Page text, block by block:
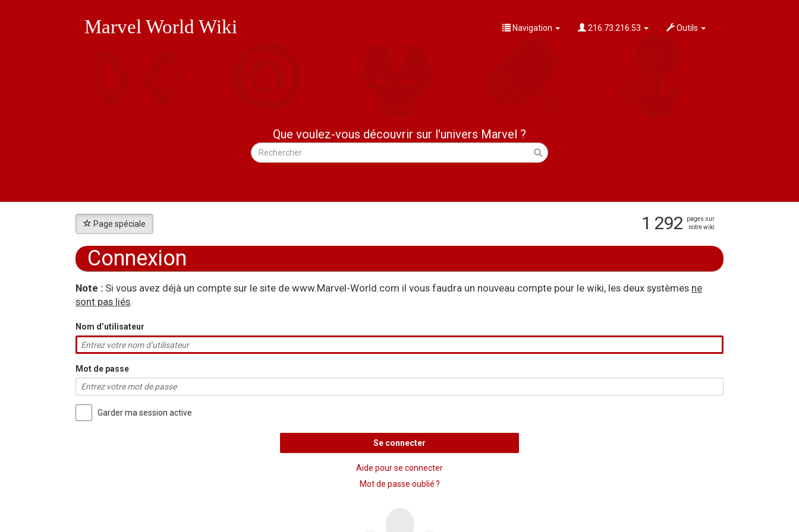
Marvel World Wiki Navigation 216.73.216.53 Outils
Que voulez-vous découvrir sur l'univers Marvel ?
Page spéciale 1 292
pages sur
notre wiki
Connexion
Note : Si vous avez déjà un compte sur le site de www.Marvel-World.com il vous faudra un nouveau compte pour le wiki, les deux systèmes ne
sont pas liés.
Nom d’utilisateur
Mot de passe
Garder ma session active
Se connecter
Aide pour se connecter
Mot de passe oublié ?